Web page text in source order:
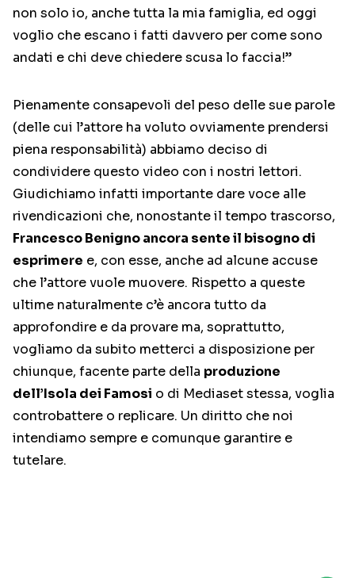
non solo io, anche tutta la mia famiglia, ed oggi
voglio che escano i fatti davvero per come sono
andati e chi deve chiedere scusa lo faccia!”
Pienamente consapevoli del peso delle sue parole
(delle cui l’attore ha voluto ovviamente prendersi
piena responsabilità) abbiamo deciso di
condividere questo video con i nostri lettori.
Giudichiamo infatti importante dare voce alle
rivendicazioni che, nonostante il tempo trascorso,
Francesco Benigno ancora sente il bisogno di
esprimere e, con esse, anche ad alcune accuse
che l’attore vuole muovere. Rispetto a queste
ultime naturalmente c’è ancora tutto da
approfondire e da provare ma, soprattutto,
vogliamo da subito metterci a disposizione per
chiunque, facente parte della produzione
dell’Isola dei Famosi o di Mediaset stessa, voglia
controbattere o replicare. Un diritto che noi
intendiamo sempre e comunque garantire e
tutelare.